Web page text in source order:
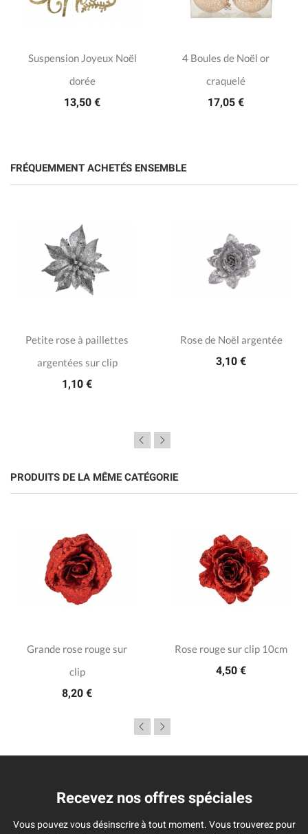
Suspension Joyeux Noël
dorée
13,50 €
4 Boules de Noël or
craquelé
17,05 €
FRÉQUEMMENT ACHETÉS ENSEMBLE
Petite rose à paillettes
argentées sur clip
1,10 €
Rose de Noël argentée
3,10 €
PRODUITS DE LA MÊME CATÉGORIE
Grande rose rouge sur
clip
8,20 €
Rose rouge sur clip 10cm
4,50 €
Recevez nos offres spéciales
Vous pouvez vous désinscrire à tout moment. Vous trouverez pour